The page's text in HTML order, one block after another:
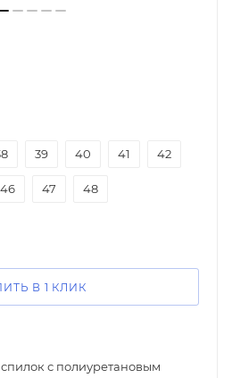
39 40 41 42
46 47 48
В 1 КЛИК
спилок с полиуретановым